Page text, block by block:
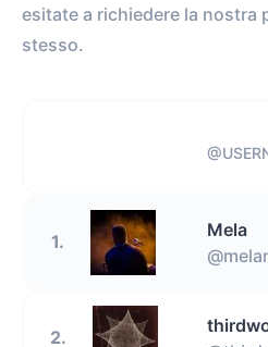
esitate a richiedere la nostra
stesso.
1.
Mela
2.